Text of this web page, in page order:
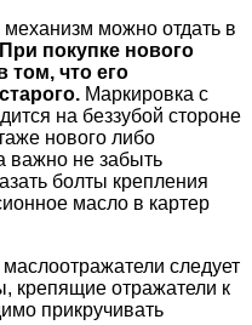
можно отдать в
При покупке нового
том, что его
Маркировка с
на беззубой стороне
нового либо
важно не забыть
болты крепления
масло в картер
следует
крепящие отражатели к
прикручивать